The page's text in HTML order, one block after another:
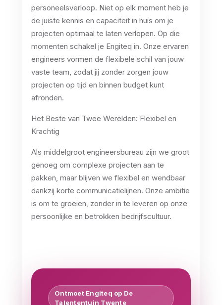
personeelsverloop. Niet op elk moment heb je
de juiste kennis en capaciteit in huis om je
projecten optimaal te laten verlopen. Op die
momenten schakel je Engiteq in. Onze ervaren
engineers vormen de flexibele schil van jouw
vaste team, zodat jij zonder zorgen jouw
projecten op tijd en binnen budget kunt
afronden.
Het Beste van Twee Werelden: Flexibel en
Krachtig
Als middelgroot engineersbureau zijn we groot
genoeg om complexe projecten aan te
pakken, maar blijven we flexibel en wendbaar
dankzij korte communicatielijnen. Onze ambitie
is om te groeien, zonder in te leveren op onze
persoonlijke en betrokken bedrijfscultuur.
Ontmoet Engiteq op De
Talententuin Twente